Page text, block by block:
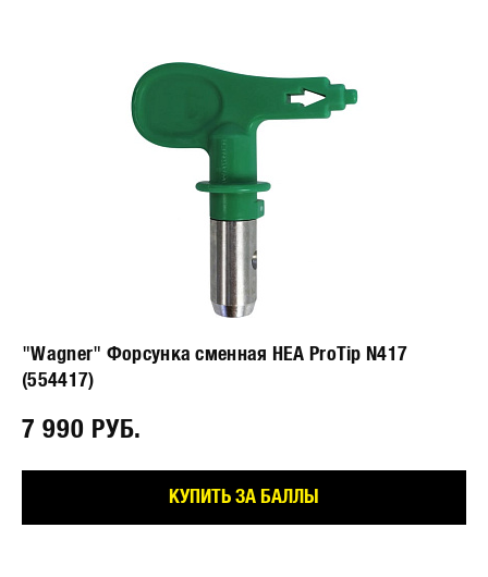
"Wagner" Форсунка сменная HEA ProTip N417
(554417)
7 990 РУБ.⠀
КУПИТЬ ЗА БАЛЛЫ